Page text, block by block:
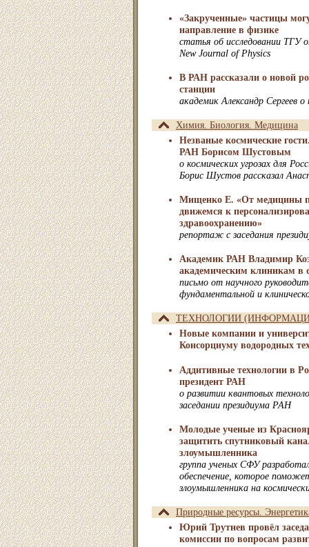
«Закрученные» частицы
направление в физике
статья об исследовании ТГУ
New Journal of Physics
В РАН рассказали о новой
станции
академик Александр Сергеев
Химия. Биология. Медицина
Незваные космические
РАН Борисом Шустовым
о космических угрозах для
Борис Шустов рассказал
Мищенко Е. «От медицины
движемся к
здравоохранению»
репортаж с заседания
Академик РАН Владимир
академическим клиникам в
письмо от научного
фундаментальной и
ТЕХНОЛОГИИ
Новые компании и
Консорциуму водородных
Аддитивные технологии в
президент РАН
о развитии квантовых
заседании президиума РАН
Молодые ученые из
защитить спутниковый
злоумышленника
группа ученых СФУ
обеспечение, которое
злоумышленника на
Природные ресурсы.
Юрий Трутнев провёл
комиссии по вопросам